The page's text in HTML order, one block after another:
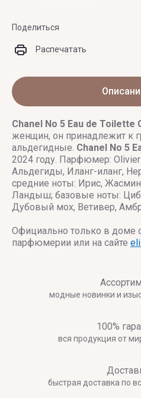
Поделиться
Распечатать
Chanel No 5 Eau de Toilette
женщин, он принадлежит к
альдегидные. Chanel No 5
2024 году. Парфюмер:
Альдегиды, Иланг-иланг,
средние ноты: Ирис,
Ландыш; базовые ноты:
Дубовый мох, Ветивер,
Официально только в доме
парфюмерии или на сайте
модные новинки и
100%
вся продукция от
быстрая доставка по